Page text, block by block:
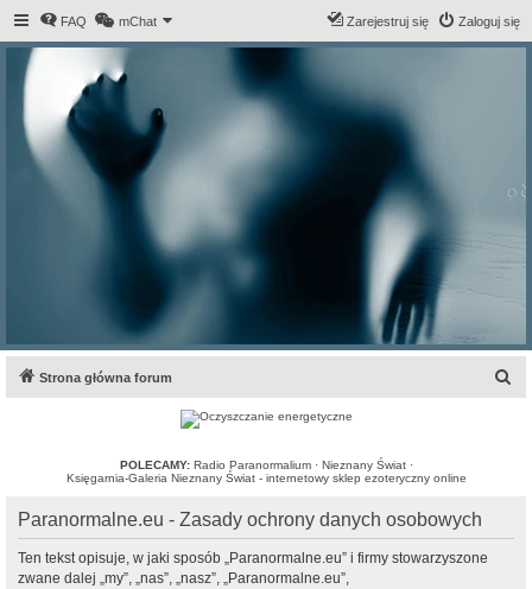
FAQ mChat Zaloguj się
Zarejestruj się
Strona główna forum
POLECAMY: Radio Paranormalium· Nieznany Świat·
Księgarnia-Galeria Nieznany Świat - internetowy sklep ezoteryczny online
Paranormalne.eu - Zasady ochrony danych osobowych
Ten tekst opisuje, w jaki sposób „Paranormalne.eu” i firmy stowarzyszone
zwane dalej „my”, „nas”, „nasz”, „Paranormalne.eu”,